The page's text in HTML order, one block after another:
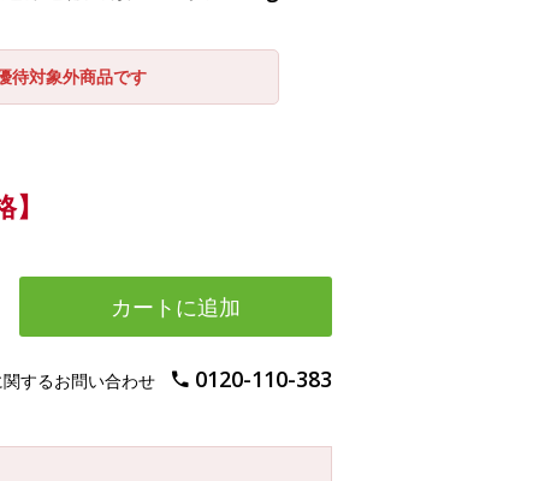
待対象外商品です
カートに追加
するお問い合わせ 0120-110-383